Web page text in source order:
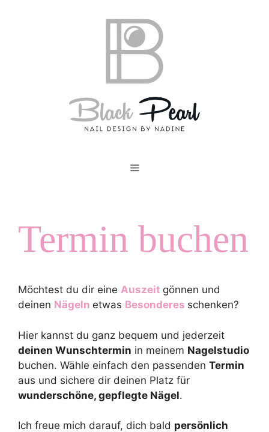
Menü
Termin buchen
Möchtest du dir eine Auszeit gönnen und
deinen Nägeln etwas Besonderes schenken?
Hier kannst du ganz bequem und jederzeit
deinen Wunschtermin in meinem Nagelstudio
buchen. Wähle einfach den passenden Termin
aus und sichere dir deinen Platz für
wunderschöne, gepflegte Nägel.
Ich freue mich darauf, dich bald persönlich